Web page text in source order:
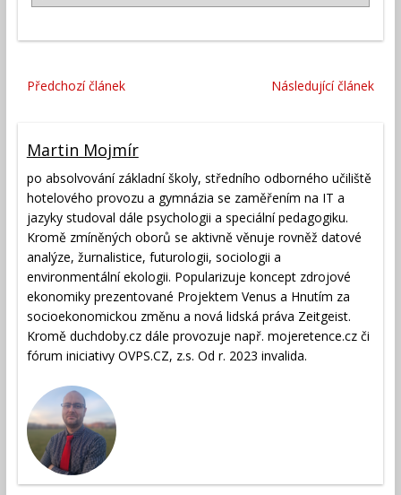
Předchozí článek Následující článek
Martin Mojmír
po absolvování základní školy, středního odborného učiliště
hotelového provozu a gymnázia se zaměřením na IT a
jazyky studoval dále psychologii a speciální pedagogiku.
Kromě zmíněných oborů se aktivně věnuje rovněž datové
analýze, žurnalistice, futurologii, sociologii a
environmentální ekologii. Popularizuje koncept zdrojové
ekonomiky prezentované Projektem Venus a Hnutím za
socioekonomickou změnu a nová lidská práva Zeitgeist.
Kromě duchdoby.cz dále provozuje např. mojeretence.cz či
fórum iniciativy OVPS.CZ, z.s. Od r. 2023 invalida.